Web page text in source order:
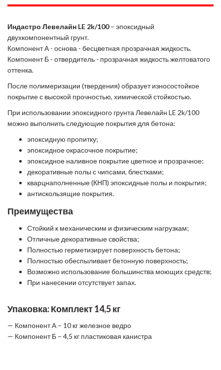
Индастро Левелайн LE 2k/100– эпоксидный
двухкомпонентный грунт.
Компонент А - основа - бесцветная прозрачная жидкость.
Компонент Б - отвердитель - прозрачная жидкость желтоватого
оттенка.
После полимеризации (твердения) образует износостойкое
покрытие с высокой прочностью, химической стойкостью.
При использовании эпоксидного грунта Левелайн LE 2k/100
можно выполнить следующие покрытия для бетона:
эпоксидную пропитку;
эпоксидное окрасочное покрытие;
эпоксидное наливное покрытие цветное и прозрачное;
декоративные полы с чипсами, блестками;
кварцнаполненные (КНП) эпоксидные полы и покрытия;
антискользящие покрытия.
Преимущества
Стойкий к механическим и физическим нагрузкам;
Отличные декоративные свойства;
Полностью герметизирует поверхность бетона;
Полностью обеспыливает бетонную поверхность;
Возможно использование большинства моющих средств;
При нанесении отсутствует запах.
Упаковка: Комплект 14,5 кг
— Компонент А – 10 кг железное ведро
— Компонент Б – 4,5 кг пластиковая канистра